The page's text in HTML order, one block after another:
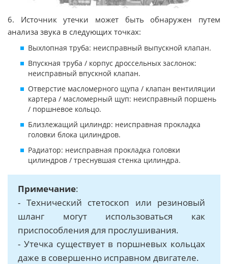
6. Источник утечки может быть обнаружен путем
анализа звука в следующих точках:
Выхлопная труба: неисправный выпускной клапан.
Впускная труба / корпус дроссельных заслонок:
неисправный впускной клапан.
Отверстие масломерного щупа / клапан вентиляции
картера / масломерный щуп: неисправный поршень
/ поршневое кольцо.
Близлежащий цилиндр: неисправная прокладка
головки блока цилиндров.
Радиатор: неисправная прокладка головки
цилиндров / треснувшая стенка цилиндра.
Примечание:
- Технический стетоскоп или резиновый
шланг могут использоваться как
приспособления для прослушивания.
- Утечка существует в поршневых кольцах
даже в совершенно исправном двигателе.